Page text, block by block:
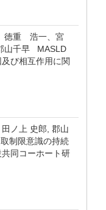
徳重 浩一、宮
山千早 MASLD
び相互作用に関
ノ上 史郎, 郡山
制限意識の持続
同コーホート研